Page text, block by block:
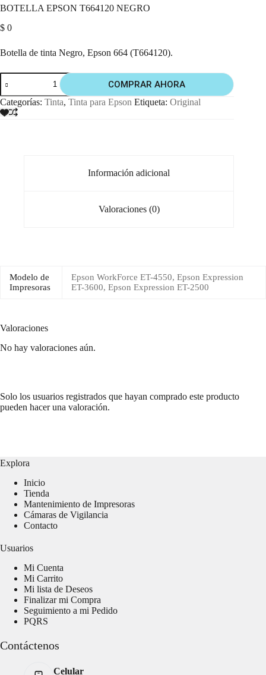
BOTELLA EPSON T664120 NEGRO
$ 0
Botella de tinta Negro, Epson 664 (T664120).
COMPRAR AHORA
Categorías: Tinta, Tinta para Epson Etiqueta: Original
Información adicional
Valoraciones (0)
Modelo de
Impresoras
Epson WorkForce ET-4550, Epson Expression
ET-3600, Epson Expression ET-2500
Valoraciones
No hay valoraciones aún.
Solo los usuarios registrados que hayan comprado este producto
pueden hacer una valoración.
Explora
Inicio
Tienda
Mantenimiento de Impresoras
Cámaras de Vigilancia
Contacto
Usuarios
Mi Cuenta
Mi Carrito
Mi lista de Deseos
Finalizar mi Compra
Seguimiento a mi Pedido
PQRS
Contáctenos
Celular